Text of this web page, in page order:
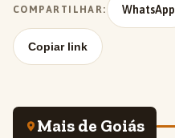
COMPARTILHAR: WhatsApp
Copiar link
Mais de Goiás